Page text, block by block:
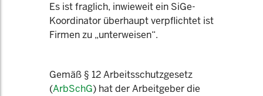
Es ist fraglich, inwieweit ein SiGe-
Koordinator überhaupt verpflichtet ist
Firmen zu „unterweisen“.
Gemäß § 12 Arbeitsschutzgesetz
(ArbSchG) hat der Arbeitgeber die